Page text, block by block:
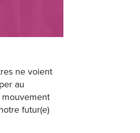
ne voient
au
mouvement
futur(e)